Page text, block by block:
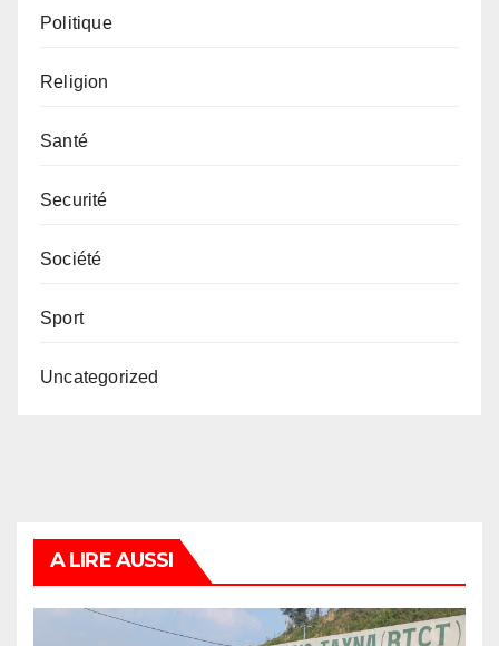
Politique
Religion
Santé
Securité
Société
Sport
Uncategorized
A LIRE AUSSI